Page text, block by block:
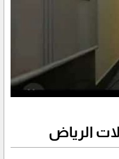
الرياض